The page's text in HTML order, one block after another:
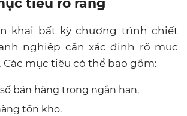
tiêu rõ ràng
khai bất kỳ chương trình chiết
nghiệp cần xác định rõ mục
mục tiêu có thể bao gồm:
bán hàng trong ngắn hạn.
tồn kho.